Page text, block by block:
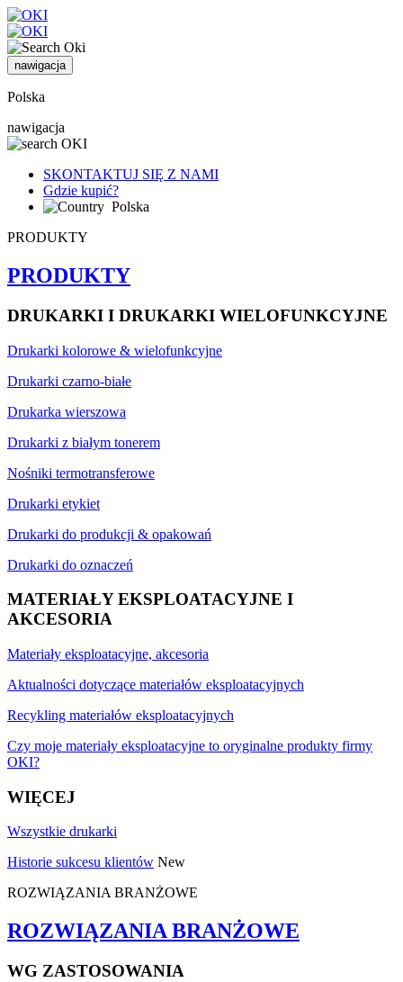
nawigacja
Polska
nawigacja
SKONTAKTUJ SIĘ Z NAMI
Gdzie kupić?
Polska
PRODUKTY
PRODUKTY
DRUKARKI I DRUKARKI WIELOFUNKCYJNE
Drukarki kolorowe & wielofunkcyjne
Drukarki czarno-białe
Drukarka wierszowa
Drukarki z białym tonerem
Nośniki termotransferowe
Drukarki etykiet
Drukarki do produkcji & opakowań
Drukarki do oznaczeń
MATERIAŁY EKSPLOATACYJNE I
AKCESORIA
Materiały eksploatacyjne, akcesoria
Aktualności dotyczące materiałów eksploatacyjnych
Recykling materiałów eksploatacyjnych
Czy moje materiały eksploatacyjne to oryginalne produkty firmy
OKI?
WIĘCEJ
Wszystkie drukarki
Historie sukcesu klientów New
ROZWIĄZANIA BRANŻOWE
ROZWIĄZANIA BRANŻOWE
WG ZASTOSOWANIA